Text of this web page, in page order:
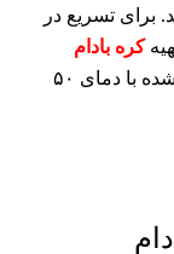
برای تسریع در
کره بادام
به مدت ۱۵ الی ۲۰ دقیقه در فر گرم شده با دمای ۵۰